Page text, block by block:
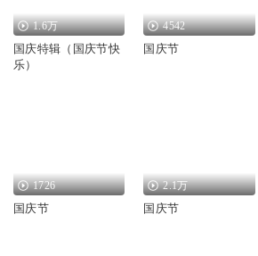
1.6万
国庆特辑（国庆节快
乐）
4542
国庆节
1726
国庆节
2.1万
国庆节